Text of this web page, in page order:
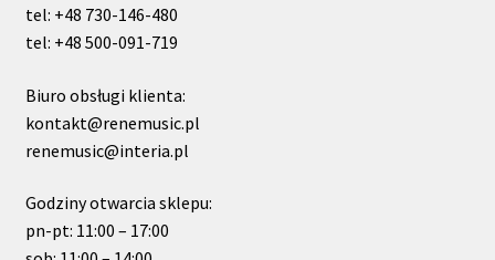
tel: +48 730-146-480
tel: +48 500-091-719
Biuro obsługi klienta:
kontakt@renemusic.pl
renemusic@interia.pl
Godziny otwarcia sklepu:
pn-pt: 11:00 – 17:00